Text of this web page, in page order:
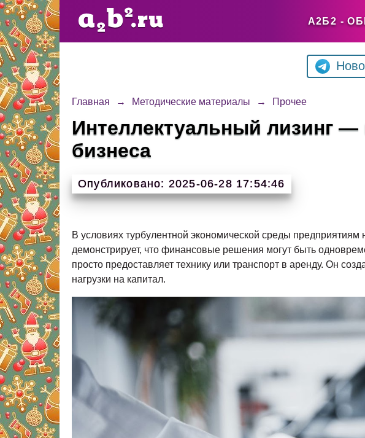
А2Б2 -
Главная → Методические материалы → Прочее
Интеллектуальный лизинг
бизнеса
Опубликовано: 2025-06-28 17:54:46
В условиях турбулентной экономической среды
демонстрирует, что финансовые решения могут быть
просто предоставляет технику или транспорт в аренду. Он
нагрузки на капитал.